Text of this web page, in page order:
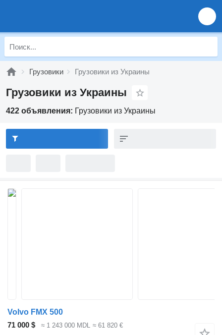
Грузовики Грузовики из Украины
Грузовики из Украины
422 объявления: Грузовики из Украины
Volvo FMX 500
71 000 $
≈ 1 243 000 MDL ≈ 61 820 €